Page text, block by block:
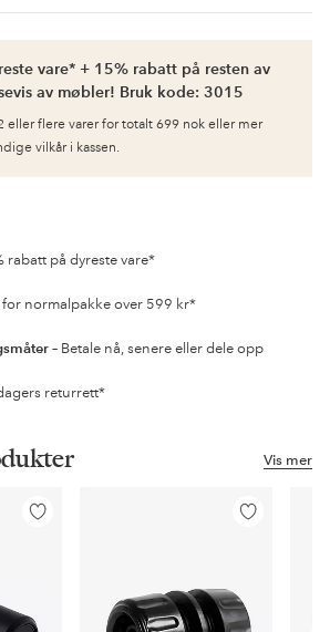
vare* + 15% rabatt på resten av
av møbler! Bruk kode: 3015
eller flere varer for totalt 699 nok eller mer
vilkår i kassen.
rabatt på dyreste vare*
normalpakke over 599 kr*
– Betale nå, senere eller dele opp
returrett*
Vis mer
Legg
Legg